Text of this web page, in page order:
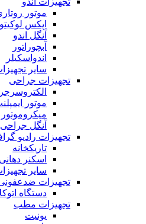
موتور
اپکس
آنگل اندو
آبچوراتور
اندواسکیلر
سایر
تجهیزات جراحی
موتور
آنگل جراحی
تجهیزات رادیو
تاریکخانه
اسکنر دهانی
سایر
تجهیزات
دستگاه
تجهیزات مطب
یونیت